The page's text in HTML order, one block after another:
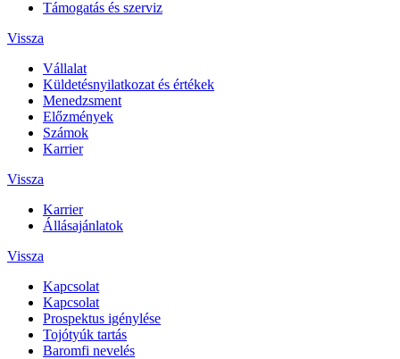
Támogatás és szerviz
Vissza
Vállalat
Küldetésnyilatkozat és értékek
Menedzsment
Előzmények
Számok
Karrier
Vissza
Karrier
Állásajánlatok
Vissza
Kapcsolat
Kapcsolat
Prospektus igénylése
Tojótyúk tartás
Baromfi nevelés